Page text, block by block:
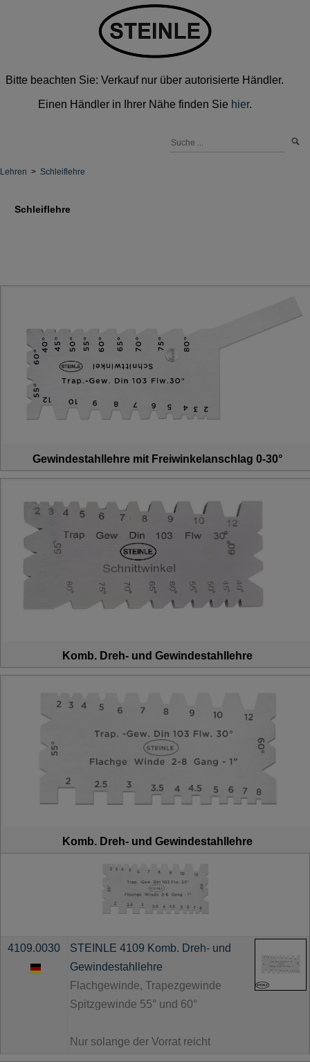
Bitte beachten Sie: Verkauf nur über autorisierte Händler.
Einen Händler in Ihrer Nähe finden Sie hier.
Lehren > Schleiflehre
Schleiflehre
Gewindestahllehre mit Freiwinkelanschlag 0-30°
Komb. Dreh- und Gewindestahllehre
Komb. Dreh- und Gewindestahllehre
4109.0030
STEINLE 4109 Komb. Dreh- und
Gewindestahllehre
Flachgewinde, Trapezgewinde
Spitzgewinde 55° und 60°
Nur solange der Vorrat reicht